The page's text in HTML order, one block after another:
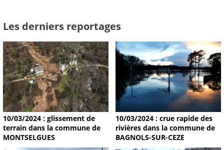
Les derniers reportages
10/03/2024 : glissement de
terrain dans la commune de
MONTSELGUES
10/03/2024 : crue rapide des
rivières dans la commune de
BAGNOLS-SUR-CEZE